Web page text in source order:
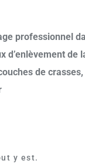
professionnel
d’enlèvement
de
y est.